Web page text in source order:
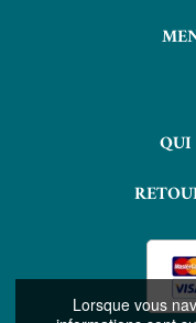
Lorsque vous
QUI